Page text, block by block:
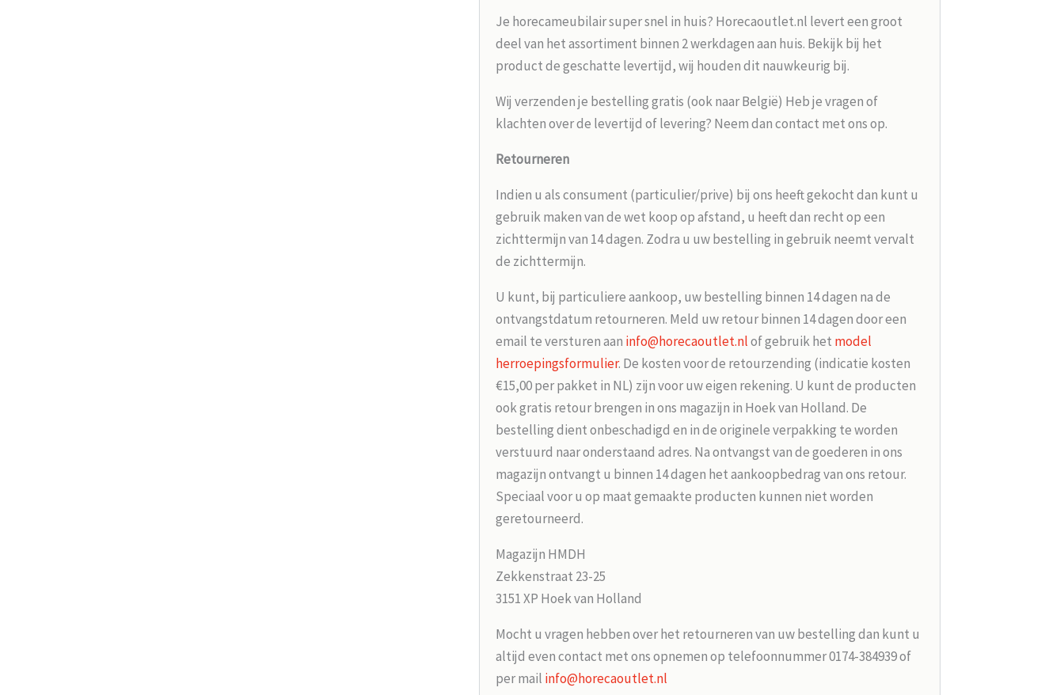
Je horecameubilair super snel in huis? Horecaoutlet.nl levert een groot
deel van het assortiment binnen 2 werkdagen aan huis. Bekijk bij het
product de geschatte levertijd, wij houden dit nauwkeurig bij.
Wij verzenden je bestelling gratis (ook naar België) Heb je vragen of
klachten over de levertijd of levering? Neem dan contact met ons op.
Retourneren
Indien u als consument (particulier/prive) bij ons heeft gekocht dan kunt u
gebruik maken van de wet koop op afstand, u heeft dan recht op een
zichttermijn van 14 dagen. Zodra u uw bestelling in gebruik neemt vervalt
de zichttermijn.
U kunt, bij particuliere aankoop, uw bestelling binnen 14 dagen na de
ontvangstdatum retourneren. Meld uw retour binnen 14 dagen door een
email te versturen aan info@horecaoutlet.nlof gebruik het model
herroepingsformulier. De kosten voor de retourzending (indicatie kosten
€15,00 per pakket in NL) zijn voor uw eigen rekening. U kunt de producten
ook gratis retour brengen in ons magazijn in Hoek van Holland. De
bestelling dient onbeschadigd en in de originele verpakking te worden
verstuurd naar onderstaand adres. Na ontvangst van de goederen in ons
magazijn ontvangt u binnen 14 dagen het aankoopbedrag van ons retour.
Speciaal voor u op maat gemaakte producten kunnen niet worden
geretourneerd.
Magazijn HMDH
Zekkenstraat 23-25
3151 XP Hoek van Holland
Mocht u vragen hebben over het retourneren van uw bestelling dan kunt u
altijd even contact met ons opnemen op telefoonnummer 0174-384939 of
per mail info@horecaoutlet.nl